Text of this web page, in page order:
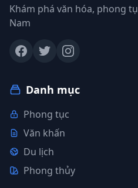
Khám phá văn hóa, phong
Nam
Danh mục
Phong tục
Văn khấn
Du lịch
Phong thủy